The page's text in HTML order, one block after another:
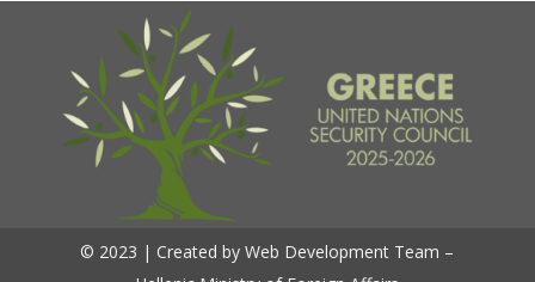
© 2023 | Created by Web Development Team –